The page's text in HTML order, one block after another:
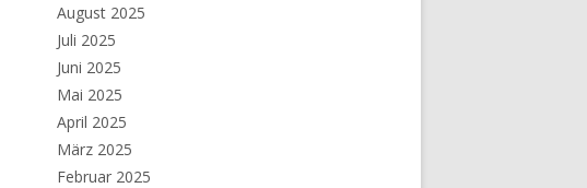
August 2025
Juli 2025
Juni 2025
Mai 2025
April 2025
März 2025
Februar 2025